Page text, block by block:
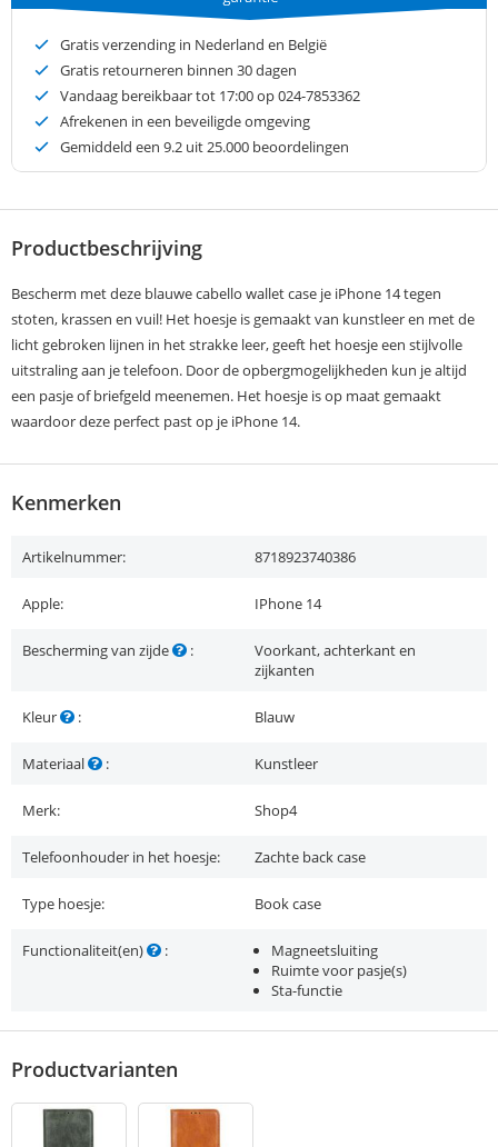
Gratis verzending in Nederland en België
Gratis retourneren binnen 30 dagen
Vandaag bereikbaar tot 17:00 op 024-7853362
Afrekenen in een beveiligde omgeving
Gemiddeld een 9.2 uit 25.000 beoordelingen
Productbeschrijving
Bescherm met deze blauwe cabello wallet case je iPhone 14 tegen
stoten, krassen en vuil! Het hoesje is gemaakt van kunstleer en met de
licht gebroken lijnen in het strakke leer, geeft het hoesje een stijlvolle
uitstraling aan je telefoon. Door de opbergmogelijkheden kun je altijd
een pasje of briefgeld meenemen. Het hoesje is op maat gemaakt
waardoor deze perfect past op je iPhone 14.
Kenmerken
Artikelnummer: 8718923740386
Apple: IPhone 14
Bescherming van zijde :
Voorkant, achterkant en
zijkanten
Kleur : Blauw
Materiaal : Kunstleer
Merk: Shop4
Telefoonhouder in het hoesje: Zachte back case
Type hoesje: Book case
Functionaliteit(en) :
Magneetsluiting
Ruimte voor pasje(s)
Sta-functie
Productvarianten